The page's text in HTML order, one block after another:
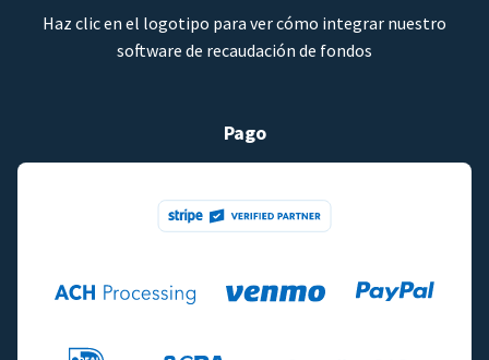
Haz clic en el logotipo para ver cómo integrar nuestro
software de recaudación de fondos
Pago